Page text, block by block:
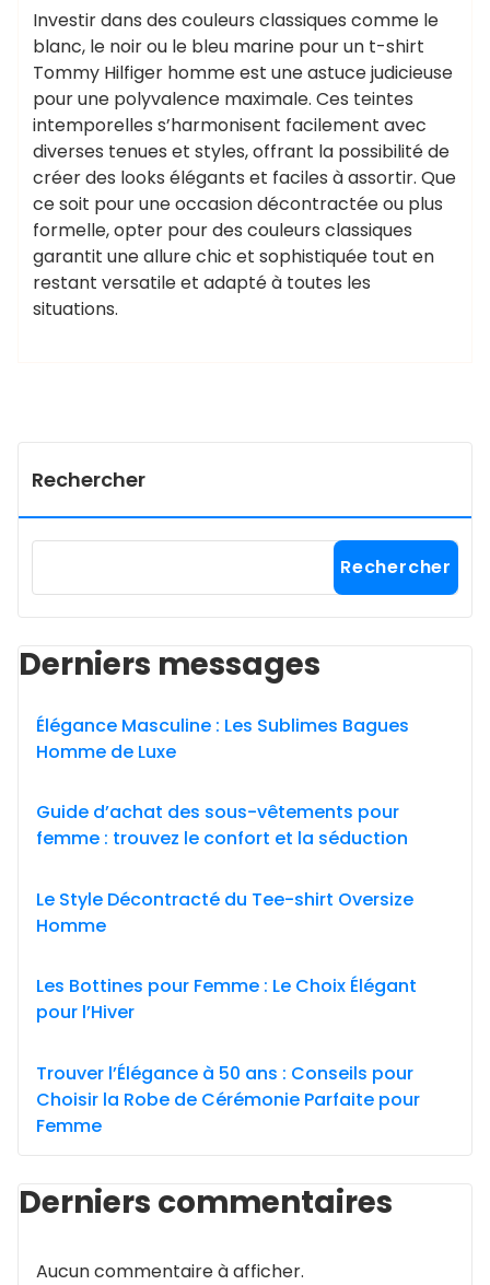
Investir dans des couleurs classiques comme le
blanc, le noir ou le bleu marine pour un t-shirt
Tommy Hilfiger homme est une astuce judicieuse
pour une polyvalence maximale. Ces teintes
intemporelles s’harmonisent facilement avec
diverses tenues et styles, offrant la possibilité de
créer des looks élégants et faciles à assortir. Que
ce soit pour une occasion décontractée ou plus
formelle, opter pour des couleurs classiques
garantit une allure chic et sophistiquée tout en
restant versatile et adapté à toutes les
situations.
Rechercher
Rechercher
Derniers messages
Élégance Masculine : Les Sublimes Bagues
Homme de Luxe
Guide d’achat des sous-vêtements pour
femme : trouvez le confort et la séduction
Le Style Décontracté du Tee-shirt Oversize
Homme
Les Bottines pour Femme : Le Choix Élégant
pour l’Hiver
Trouver l’Élégance à 50 ans : Conseils pour
Choisir la Robe de Cérémonie Parfaite pour
Femme
Derniers commentaires
Aucun commentaire à afficher.